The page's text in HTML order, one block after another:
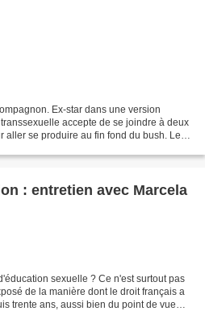
Ex-star dans une version
accepte de se joindre à deux
se produire au fin fond du bush. Les
: entretien avec Marcela
sexuelle ? Ce n'est surtout pas
de la manière dont le droit français a
trente ans, aussi bien du point de vue